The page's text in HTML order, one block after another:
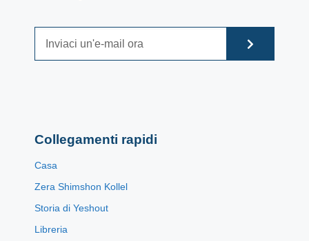
Collegamenti rapidi
Casa
Zera Shimshon Kollel
Storia di Yeshout
Libreria